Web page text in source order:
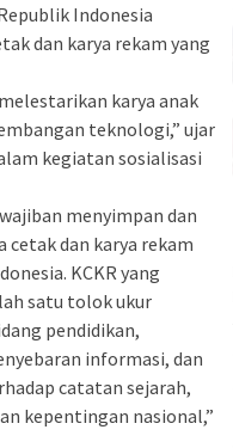
Indonesia
dan karya rekam yang
karya anak
teknologi,” ujar
kegiatan sosialisasi
menyimpan dan
cetak dan karya rekam
KCKR yang
satu tolok ukur
pendidikan,
informasi, dan
catatan sejarah,
kepentingan nasional,”